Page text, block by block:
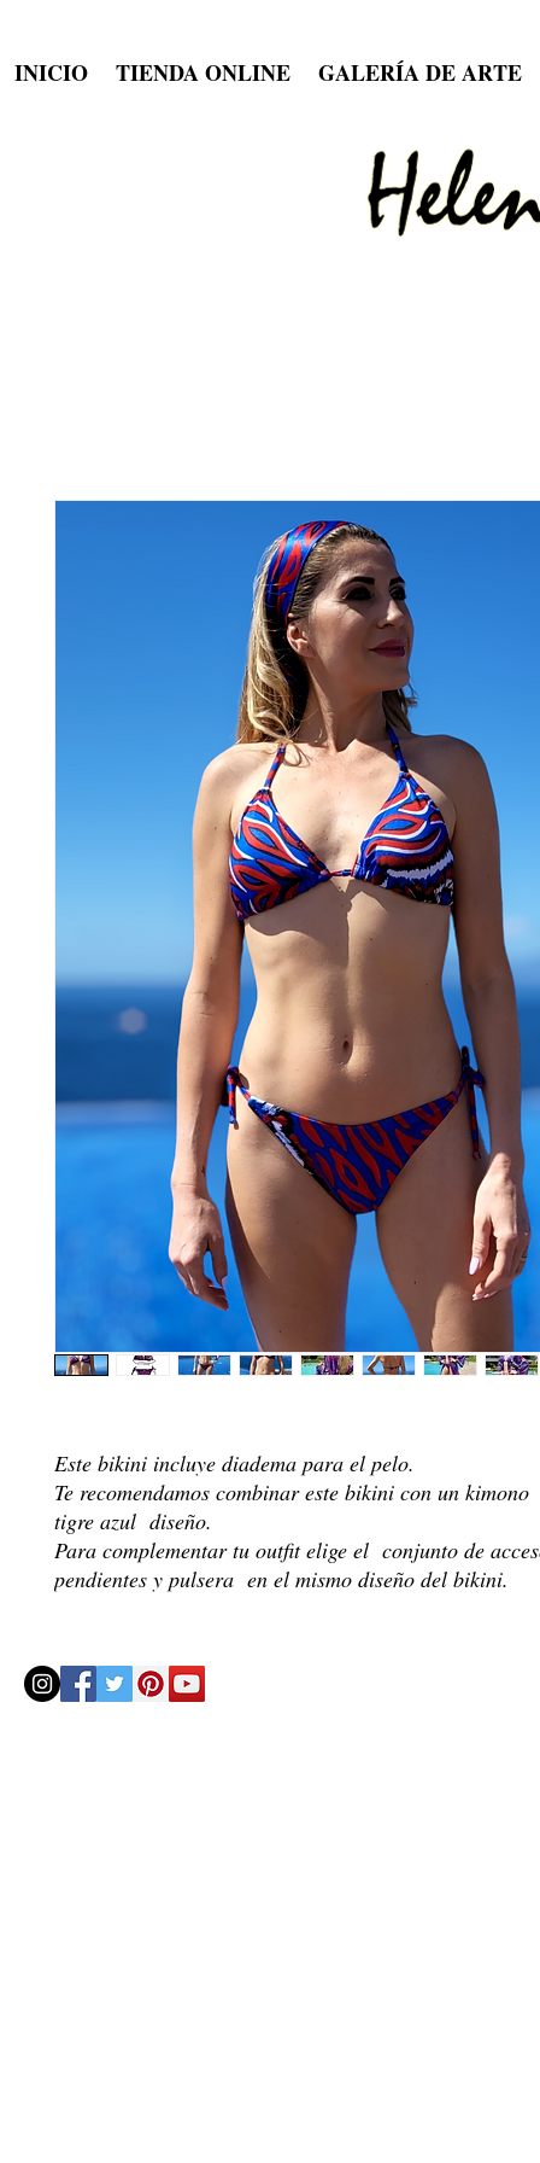
INICIO TIENDA ONLINE GALERÍA DE ARTE
Este bikini incluye diadema para el pelo.
Te recomendamos combinar este bikini con un
tigre azul diseño.
Para complementar tu outfit elige el conjunto de
pendientes y pulsera en el mismo diseño del bikini.